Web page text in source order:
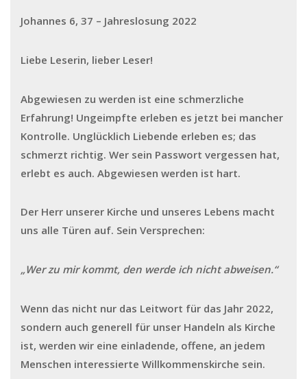
Johannes 6, 37 – Jahreslosung 2022
Liebe Leserin, lieber Leser!
Abgewiesen zu werden ist eine schmerzliche
Erfahrung! Ungeimpfte erleben es jetzt bei mancher
Kontrolle. Unglücklich Liebende erleben es; das
schmerzt richtig. Wer sein Passwort vergessen hat,
erlebt es auch. Abgewiesen werden ist hart.
Der Herr unserer Kirche und unseres Lebens macht
uns alle Türen auf. Sein Versprechen:
„Wer zu mir kommt, den werde ich nicht abweisen.“
Wenn das nicht nur das Leitwort für das Jahr 2022,
sondern auch generell für unser Handeln als Kirche
ist, werden wir eine einladende, offene, an jedem
Menschen interessierte Willkommenskirche sein.